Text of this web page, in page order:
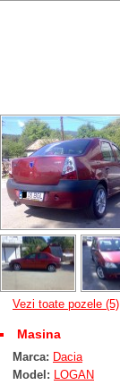
Vezi toate pozele (5)
Masina
Marca: Dacia
Model: LOGAN